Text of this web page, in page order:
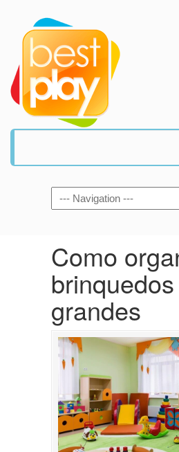
Como
brinquedos
grandes